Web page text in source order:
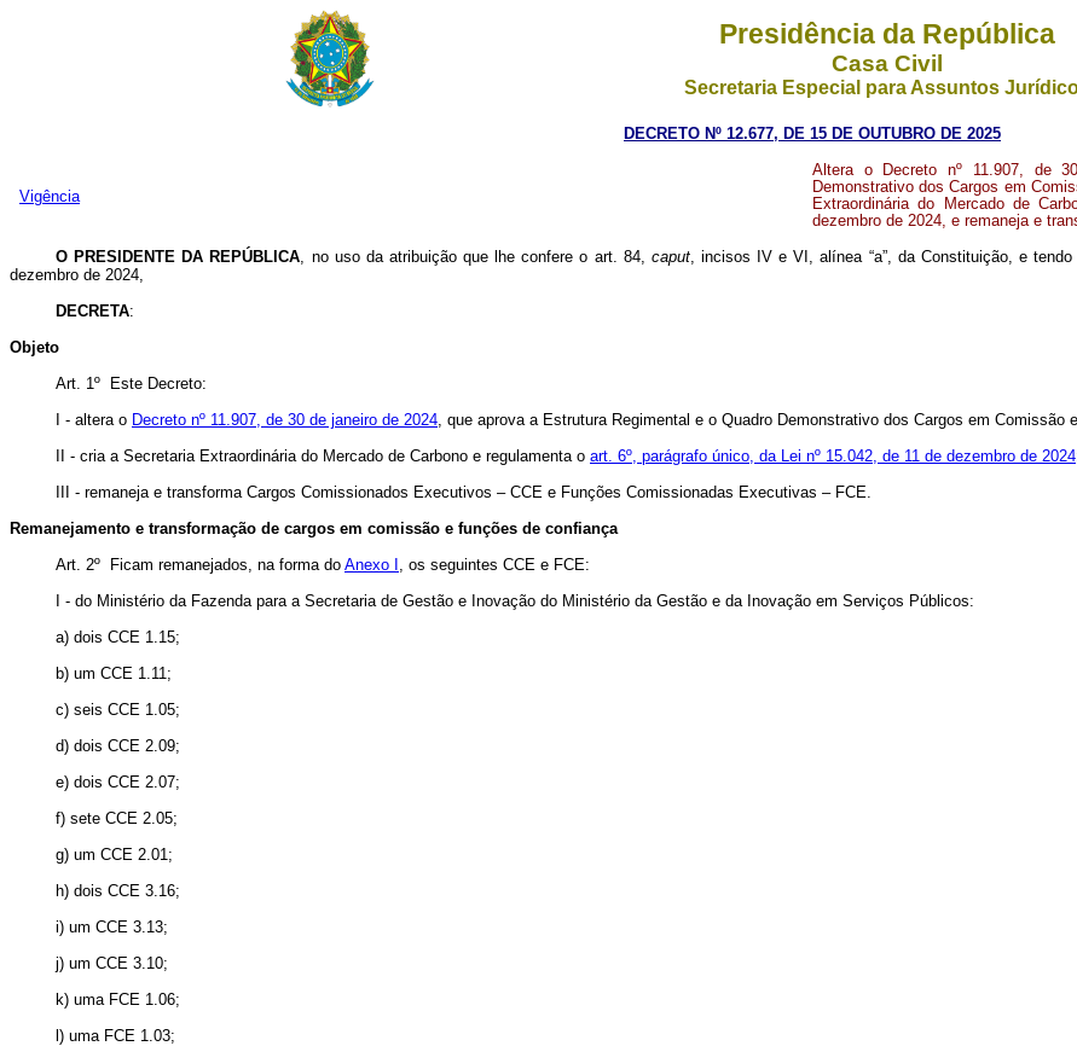
Presidência da República
Casa Civil
Secretaria Especial para Assuntos
DECRETO Nº 12.677, DE 15 DE OUTUBRO DE 2025
Vigência
Altera o Decreto nº 11.907, de
Demonstrativo dos Cargos em
Extraordinária do Mercado de
dezembro de 2024, e remaneja e
O PRESIDENTE DA REPÚBLICA, no uso da atribuição que lhe confere o art. 84, caput, incisos IV e VI, alínea “a”, da Constituição, e
dezembro de 2024,
DECRETA:
Objeto
Art. 1º Este Decreto:
I - altera o Decreto nº 11.907, de 30 de janeiro de 2024, que aprova a Estrutura Regimental e o Quadro Demonstrativo dos Cargos em
II - cria a Secretaria Extraordinária do Mercado de Carbono e regulamenta o art. 6º, parágrafo único, da Lei nº 15.042, de 11 de dezembro de 2024
III - remaneja e transforma Cargos Comissionados Executivos – CCE e Funções Comissionadas Executivas – FCE.
Remanejamento e transformação de cargos em comissão e funções de confiança
Art. 2º Ficam remanejados, na forma do Anexo I , os seguintes CCE e FCE:
I - do Ministério da Fazenda para a Secretaria de Gestão e Inovação do Ministério da Gestão e da Inovação em Serviços Públicos:
a) dois CCE 1.15;
b) um CCE 1.11;
c) seis CCE 1.05;
d) dois CCE 2.09;
e) dois CCE 2.07;
f) sete CCE 2.05;
g) um CCE 2.01;
h) dois CCE 3.16;
i) um CCE 3.13;
j) um CCE 3.10;
k) uma FCE 1.06;
l) uma FCE 1.03;